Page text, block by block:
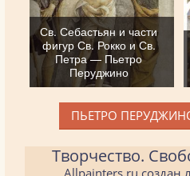
Св. Себастьян и части
фигур Св. Рокко и Св.
Петра — Пьетро
Перуджино
ПЬЕТРО
Творчество.
Allpainters.ru создан